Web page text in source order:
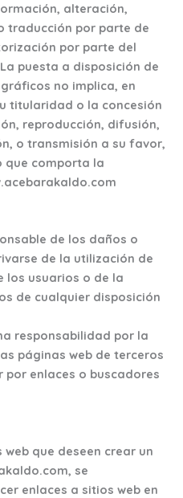
alteración,
traducción por parte de
por parte del
puesta a disposición de
no implica, en
titularidad o la concesión
reproducción, difusión,
o transmisión a su favor,
que comporta la
de los daños o
de la utilización de
los usuarios o de la
de cualquier disposición
responsabilidad por la
páginas web de terceros
por enlaces o buscadores
que deseen crear un
se
enlaces a sitios web en